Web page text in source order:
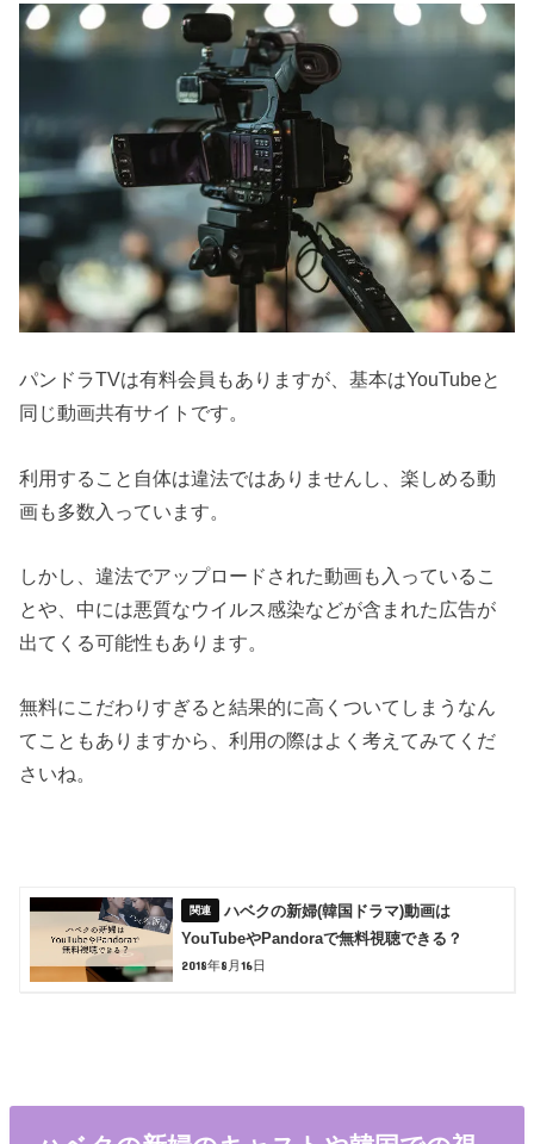
パンドラTVは有料会員もありますが、基本はYouTubeと
同じ動画共有サイトです。
利用すること自体は違法ではありませんし、楽しめる動
画も多数入っています。
しかし、違法でアップロードされた動画も入っているこ
とや、中には悪質なウイルス感染などが含まれた広告が
出てくる可能性もあります。
無料にこだわりすぎると結果的に高くついてしまうなん
てこともありますから、利用の際はよく考えてみてくだ
さいね。
ハベクの新婦(韓国ドラマ)動画は
YouTubeやPandoraで無料視聴できる？
2018年8月16日